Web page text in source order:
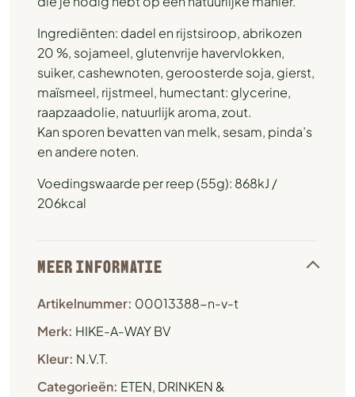
Ingrediënten: dadel en rijstsiroop, abrikozen
20 %, sojameel, glutenvrije havervlokken,
suiker, cashewnoten, geroosterde soja, gierst,
maïsmeel, rijstmeel, humectant: glycerine,
raapzaadolie, natuurlijk aroma, zout.
Kan sporen bevatten van melk, sesam, pinda’s
en andere noten.
Voedingswaarde per reep (55g): 868kJ /
206kcal
MEER INFORMATIE
Artikelnummer: 00013388-n-v-t
Merk: HIKE-A-WAY BV
Kleur: N.V.T.
Categorieën: ETEN, DRINKEN &